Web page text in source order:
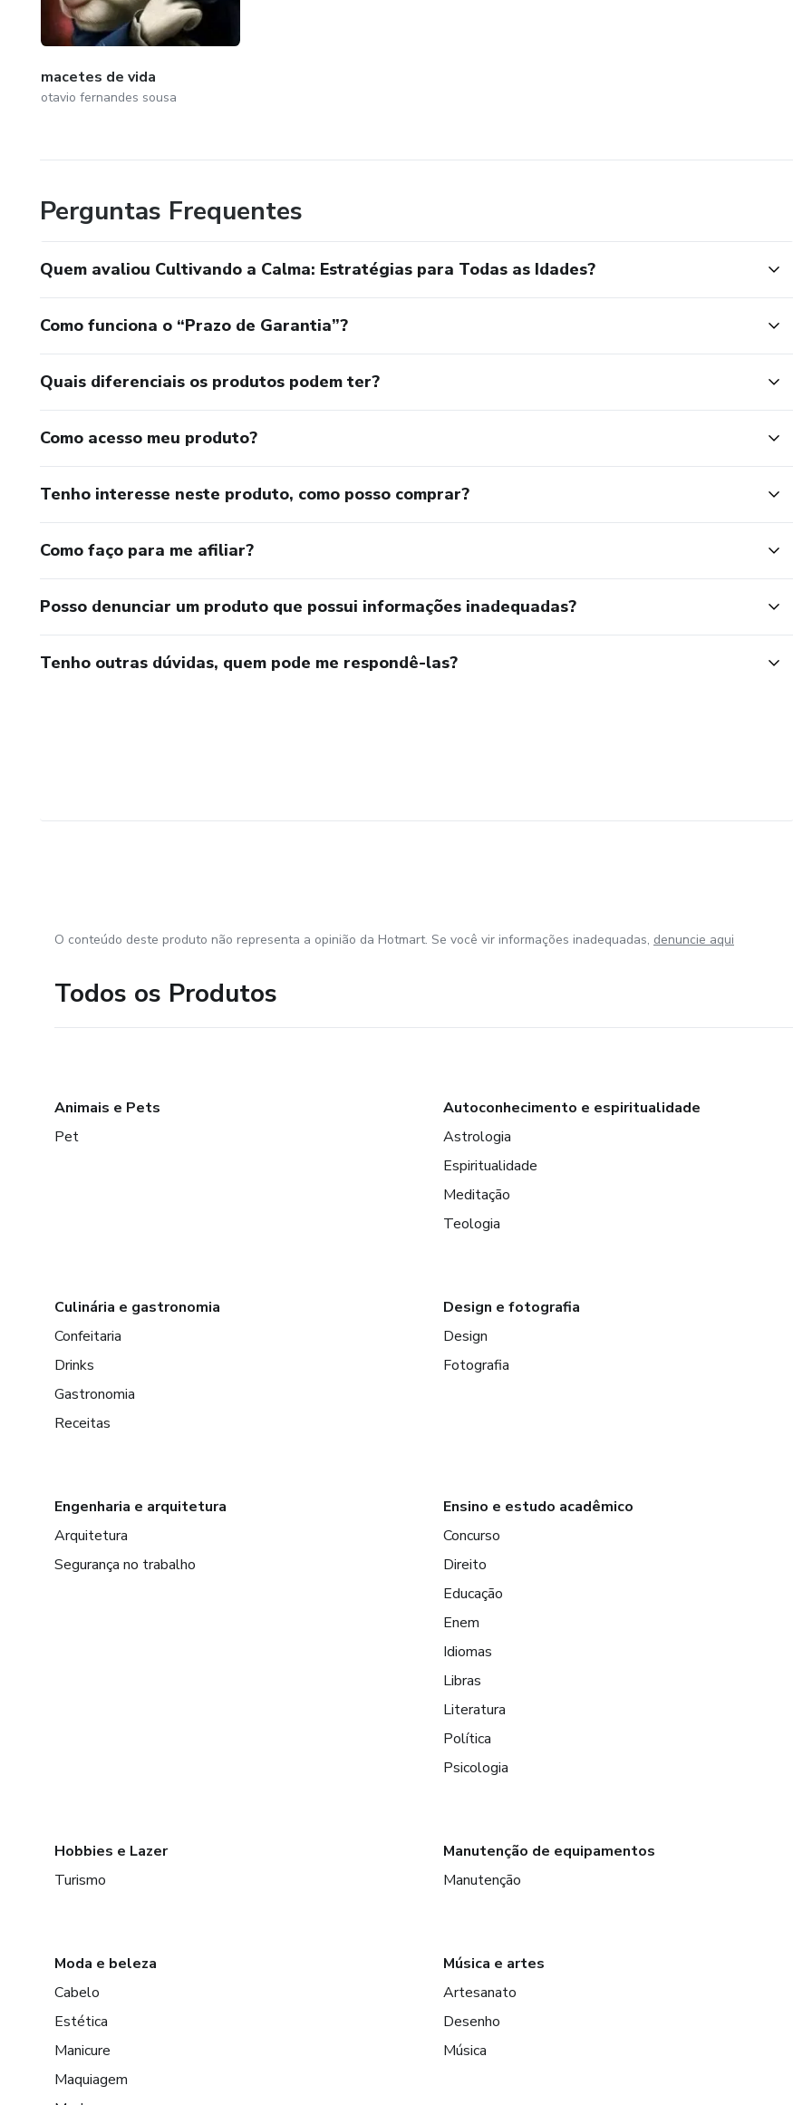
macetes de vida
otavio fernandes sousa
Perguntas Frequentes
Quem avaliou Cultivando a Calma: Estratégias para Todas as Idades?
Como funciona o “Prazo de Garantia”?
Quais diferenciais os produtos podem ter?
Como acesso meu produto?
Tenho interesse neste produto, como posso comprar?
Como faço para me afiliar?
Posso denunciar um produto que possui informações inadequadas?
Tenho outras dúvidas, quem pode me respondê-las?
O conteúdo deste produto não representa a opinião da Hotmart. Se você vir informações inadequadas, denuncie aqui
Todos os Produtos
Animais e Pets
Pet
Autoconhecimento e espiritualidade
Astrologia
Espiritualidade
Meditação
Teologia
Culinária e gastronomia
Confeitaria
Drinks
Gastronomia
Receitas
Design e fotografia
Design
Fotografia
Engenharia e arquitetura
Arquitetura
Segurança no trabalho
Ensino e estudo acadêmico
Concurso
Direito
Educação
Enem
Idiomas
Libras
Literatura
Política
Psicologia
Hobbies e Lazer
Turismo
Manutenção de equipamentos
Manutenção
Moda e beleza
Cabelo
Estética
Manicure
Maquiagem
Música e artes
Artesanato
Desenho
Música